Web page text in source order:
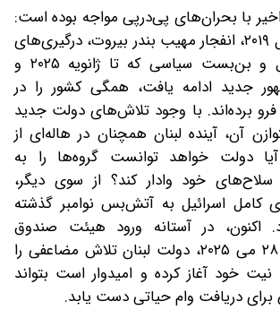
با بحران‌های پی‌درپی مواجه بوده است:
فروپاشی مالی سال ۲۰۱۹، انفجار مهیب بندر بیروت، درگیری‌های
نظامی با اسرائیل و بن‌‌بست سیاسی که تا ژانویه ۲۰۲۵ و
جدید ادامه یافت، همگی کشور را در
برده‌اند. با وجود تلاش‌های دولت جدید
آن، آینده لبنان همچنان در هاله‌ای از
آیا دولت خواهد توانست گروه‌ها را به
سلاح‌های خود وادار کند؟ از سوی دیگر،
کامل اسرائیل به آتش‌بس نوامبر گذشته
اکنون، در آستانه ورود هیئت صندوق
بین‌المللی پول در ۲۸ می‌ ۲۰۲۵، دولت لبنان تلاش مضاعفی را
خود آغاز کرده و امیدوار است بتواند
برای دریافت وام حیاتی دست یابد.